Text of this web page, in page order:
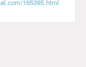
165395.html